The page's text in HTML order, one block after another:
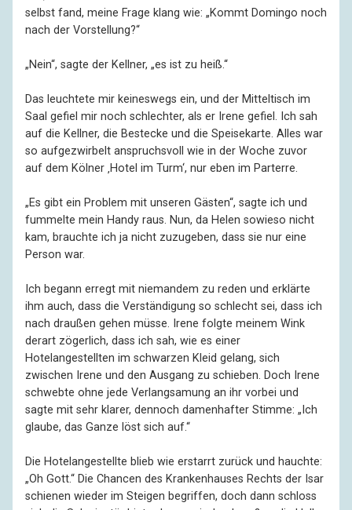
selbst fand, meine Frage klang wie: „Kommt Domingo noch
nach der Vorstellung?“
„Nein“, sagte der Kellner, „es ist zu heiß.“
Das leuchtete mir keineswegs ein, und der Mitteltisch im
Saal gefiel mir noch schlechter, als er Irene gefiel. Ich sah
auf die Kellner, die Bestecke und die Speisekarte. Alles war
so aufgezwirbelt anspruchsvoll wie in der Woche zuvor
auf dem Kölner ‚Hotel im Turm‘, nur eben im Parterre.
„Es gibt ein Problem mit unseren Gästen“, sagte ich und
fummelte mein Handy raus. Nun, da Helen sowieso nicht
kam, brauchte ich ja nicht zuzugeben, dass sie nur eine
Person war.
Ich begann erregt mit niemandem zu reden und erklärte
ihm auch, dass die Verständigung so schlecht sei, dass ich
nach draußen gehen müsse. Irene folgte meinem Wink
derart zögerlich, dass ich sah, wie es einer
Hotelangestellten im schwarzen Kleid gelang, sich
zwischen Irene und den Ausgang zu schieben. Doch Irene
schwebte ohne jede Verlangsamung an ihr vorbei und
sagte mit sehr klarer, dennoch damenhafter Stimme: „Ich
glaube, das Ganze löst sich auf.“
Die Hotelangestellte blieb wie erstarrt zurück und hauchte:
„Oh Gott.“ Die Chancen des Krankenhauses Rechts der Isar
schienen wieder im Steigen begriffen, doch dann schloss